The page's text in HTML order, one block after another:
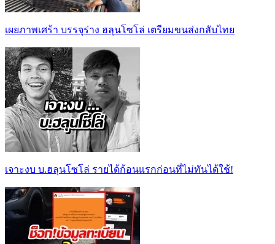
เผยภาพเศร้า บรรจุร่าง ฮลุนโซโล่ เตรียมขนส่งกลับไทย
เจาะงบ บ.ฮลุนโซโล่ รายได้ก้อนแรกก่อนที่ไม่ทันได้ใช้!